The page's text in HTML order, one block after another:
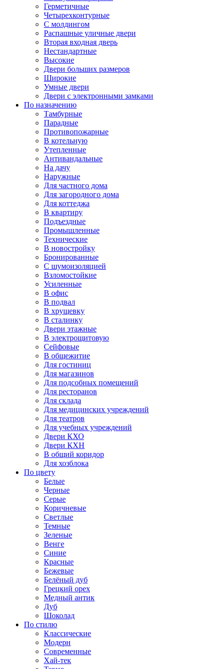
Герметичные
Четырехконтурные
С молдингом
Распашные уличные двери
Вторая входная дверь
Нестандартные
Высокие
Двери больших размеров
Широкие
Умные двери
Двери с электронными замками
По назначению
Тамбурные
Парадные
Противопожарные
В котельную
Утепленные
Антивандальные
На дачу
Наружные
Для частного дома
Для загородного дома
Для коттеджа
В квартиру
Подъездные
Промышленные
Технические
В новостройку
Бронированные
С шумоизоляцией
Взломостойкие
Усиленные
В офис
В подвал
В хрущевку
В сталинку
Двери этажные
В электрощитовую
Сейфовые
В общежитие
Для гостиниц
Для магазинов
Для подсобных помещений
Для ресторанов
Для склада
Для медицинских учреждений
Для театров
Для учебных учреждений
Двери КХО
Двери КХН
В общий коридор
Для хозблока
По цвету
Белые
Черные
Серые
Коричневые
Светлые
Темные
Зеленые
Венге
Синие
Красные
Бежевые
Белёный дуб
Грецкий орех
Медный антик
Дуб
Шоколад
По стилю
Классические
Модерн
Современные
Хай-тек